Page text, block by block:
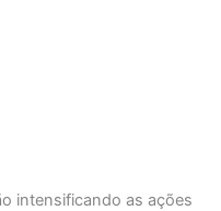
intensificando as ações